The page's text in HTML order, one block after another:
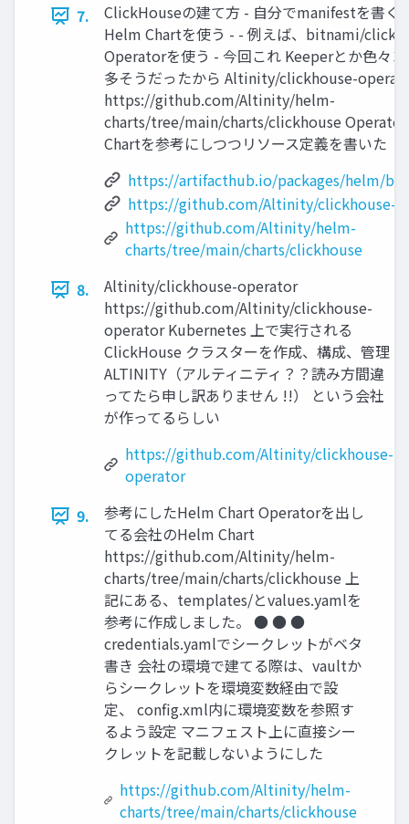
7.
ClickHouseの建て方 - 自分でmanifestを書く
Helm Chartを使う - - 例えば、bitnami/
Operatorを使う - 今回これ Keeperとか色々
多そうだったから Altinity/clickhouse-
https://github.com/Altinity/helm-
charts/tree/main/charts/clickhouse
Chartを参考にしつつリソース定義を書いた
https://artifacthub.io/packages/helm/
https://github.com/Altinity/clickhouse-
https://github.com/Altinity/helm-
charts/tree/main/charts/clickhouse
8.
Altinity/clickhouse-operator
https://github.com/Altinity/clickhouse-
operator Kubernetes 上で実行される
ClickHouse クラスターを作成、構成、管理
ALTINITY（アルティニティ？？読み方間違
ってたら申し訳ありません !!） という会社
が作ってるらしい
https://github.com/Altinity/clickhouse-
operator
9.
参考にしたHelm Chart Operatorを出し
てる会社のHelm Chart
https://github.com/Altinity/helm-
charts/tree/main/charts/clickhouse 上
記にある、templates/とvalues.yamlを
参考に作成しました。 ● ● ●
credentials.yamlでシークレットがベタ
書き 会社の環境で建てる際は、vaultか
らシークレットを環境変数経由で設
定、 config.xml内に環境変数を参照す
るよう設定 マニフェスト上に直接シー
クレットを記載しないようにした
https://github.com/Altinity/helm-
charts/tree/main/charts/clickhouse